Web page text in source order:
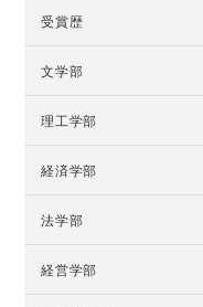
受賞歴
文学部
理工学部
経済学部
法学部
経営学部